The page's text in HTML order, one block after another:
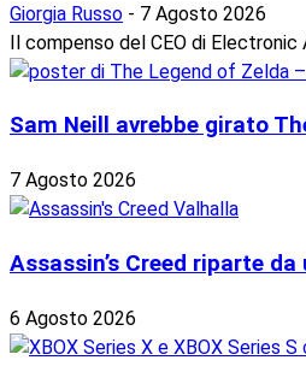
Giorgia Russo - 7 Agosto 2026
Il compenso del CEO di
Sam Neill avrebbe girato
7 Agosto 2026
Assassin’s Creed riparte
6 Agosto 2026